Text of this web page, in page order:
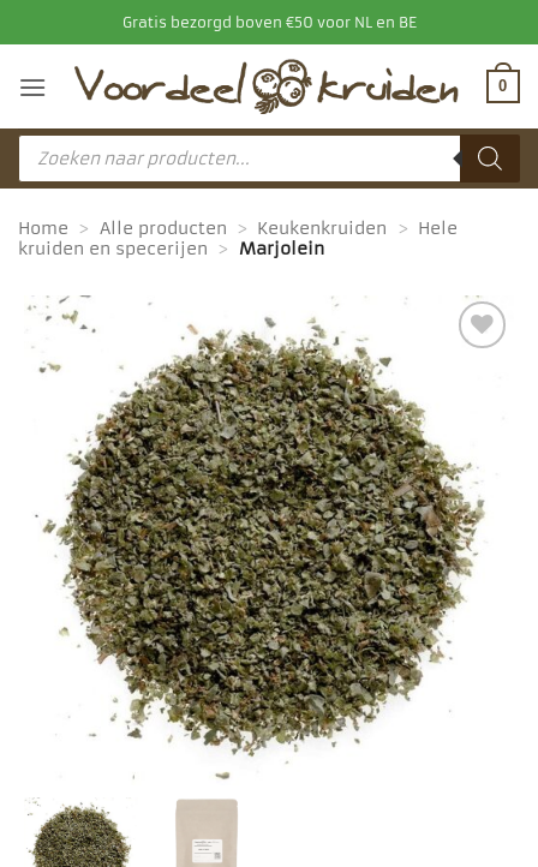
naar
inhoud
Gratis bezorgd boven €50 voor NL en BE
0
Producten
zoeken
Home > Alle producten > Keukenkruiden > Hele
kruiden en specerijen
> Marjolein
favorieten